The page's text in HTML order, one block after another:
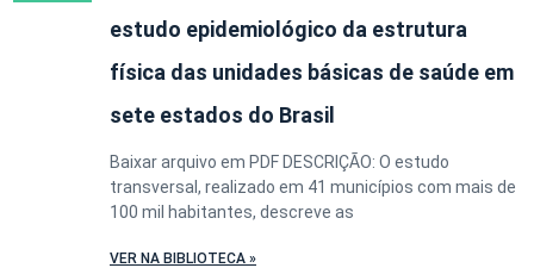
estudo epidemiológico da estrutura
física das unidades básicas de saúde em
sete estados do Brasil
Baixar arquivo em PDF DESCRIÇÃO: O estudo
transversal, realizado em 41 municípios com mais de
100 mil habitantes, descreve as
VER NA BIBLIOTECA »